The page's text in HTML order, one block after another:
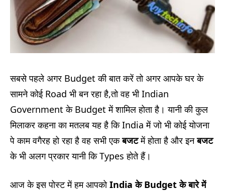
सबसे पहले अगर Budget की बात करें तो अगर आपके घर के
सामने कोई Road भी बन रहा है,तो वह भी Indian
Government के Budget में शामिल होता है। यानी की कुल
मिलाकर कहना का मतलब यह है कि India में जो भी कोई योजना
पे काम वगैरह हो रहा है वह सभी एकबजटमें होता है और इनबजट
के भी अलग प्रकार यानी कि Types होते हैं।
आज के इस पोस्ट में हम आपकोIndia के Budget के बारे में